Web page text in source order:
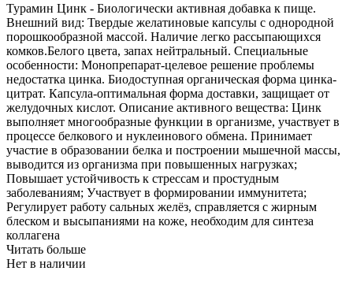
Турамин Цинк - Биологически активная добавка к пище.
Внешний вид: Твердые желатиновые капсулы с однородной
порошкообразной массой. Наличие легко рассыпающихся
комков.Белого цвета, запах нейтральный. Специальные
особенности: Монопрепарат-целевое решение проблемы
недостатка цинка. Биодоступная органическая форма цинка-
цитрат. Капсула-оптимальная форма доставки, защищает от
желудочных кислот. Описание активного вещества: Цинк
выполняет многообразные функции в организме, участвует в
процессе белкового и нуклеинового обмена. Принимает
участие в образовании белка и построении мышечной массы,
выводится из организма при повышенных нагрузках;
Повышает устойчивость к стрессам и простудным
заболеваниям; Участвует в формировании иммунитета;
Регулирует работу сальных желёз, справляется с жирным
блеском и высыпаниями на коже, необходим для синтеза
коллагена
Читать больше
Нет в наличии